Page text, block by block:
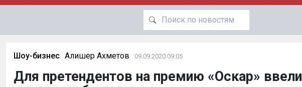
Шоу-бизнес Алишер Ахметов 09.09.2020 09:05
Для претендентов на премию «Оскар» ввели